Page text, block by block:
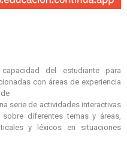
del estudiante para
con áreas de experiencia
serie de actividades interactivas
diferentes temas y áreas,
y léxicos en situaciones